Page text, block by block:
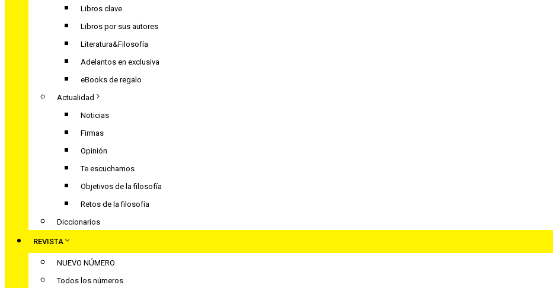
Libros clave
Libros por sus autores
Literatura&Filosofía
Adelantos en exclusiva
eBooks de regalo
Actualidad
Noticias
Firmas
Opinión
Te escuchamos
Objetivos de la filosofía
Retos de la filosofía
Diccionarios
REVISTA
NUEVO NÚMERO
Todos los números